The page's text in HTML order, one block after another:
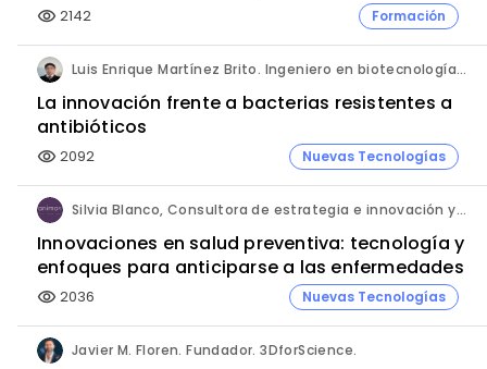
visibility 2142 Formación
Luis Enrique Martínez Brito. Ingeniero en biotecnología, México.
La innovación frente a bacterias resistentes a
antibióticos
visibility 2092 Nuevas Tecnologías
Silvia Blanco, Consultora de estrategia e innovación y Ana Leal, Consultora Senior de estrategia e innovación. ANIMA.
Innovaciones en salud preventiva: tecnología y
enfoques para anticiparse a las enfermedades
visibility 2036 Nuevas Tecnologías
Javier M. Floren. Fundador. 3DforScience.